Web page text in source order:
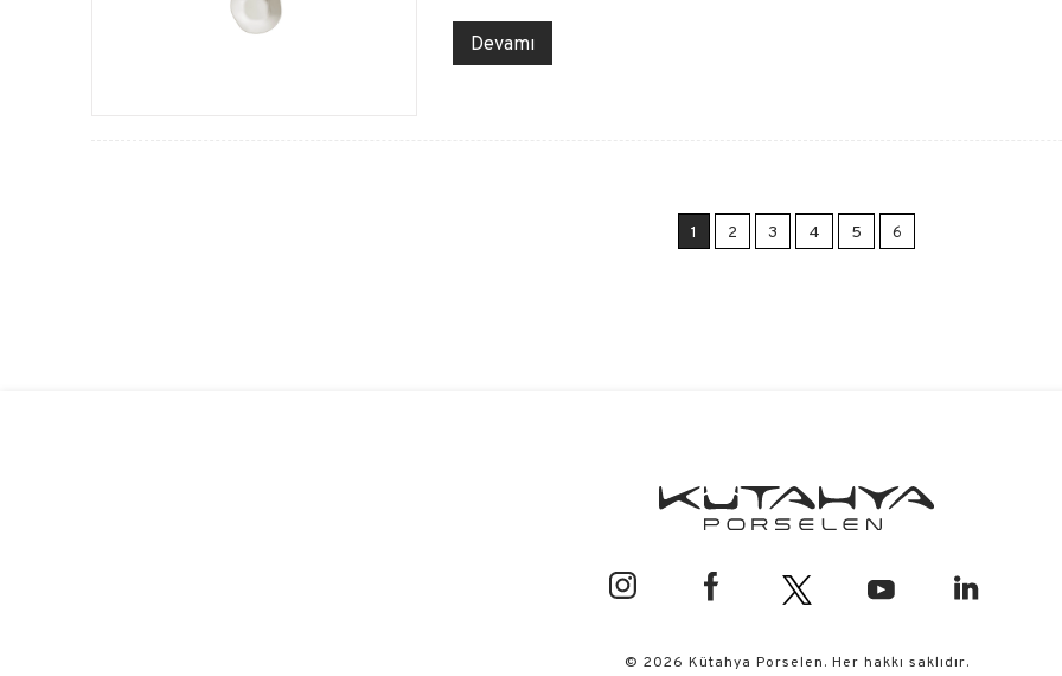
Devamı
1 2 3 4 5 6
© 2026 Kütahya Porselen. Her hakkı saklıdır.